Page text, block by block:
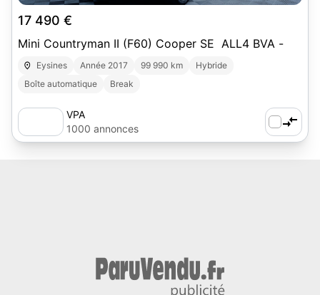
17 490 €
Mini Countryman II (F60) Cooper SE ALL4 BVA -
Eysines Année 2017 99 990 km
Hybride
Boîte automatique
Break
VPA
1000 annonces